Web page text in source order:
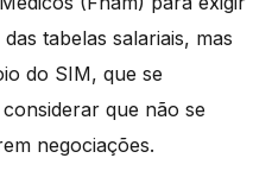
tabelas salariais, mas
do SIM, que se
que não se
negociações.